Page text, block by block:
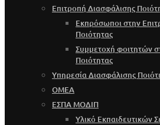
Επιτροπή Διασφάλισης
Εκπρόσωποι στην
Ποιότητας
Συμμετοχή φοιτητών
Ποιότητας
Υπηρεσία Διασφάλισης
OMEA
ΕΣΠΑ ΜΟΔΙΠ
Υλικό Εκπαιδευτικών